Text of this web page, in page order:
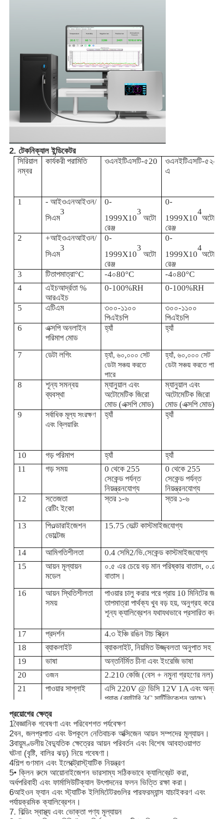
বায়ুর গুণমান পর্যবেক্ষণের ডিভাইস
বহিরঙ্গন বায়ুর গুণমান পর্যবেক্ষণ সিস্টেম
নেগেটিভ আইওন ডিটেক্টর
ওজোন ডিটেক্টর
তাইওয়ান হুইবো অতিস্বনক যন্ত্র সিরিজ
ইনফ্রারেড এমিসিভিটি ডিটেক্টর
2. টেকনিক্যাল ইন্ডিকেটর
সিরিয়াল
নম্বর
কার্যকরী পরামিতি ওএনইটিএসটি-৫20 ওএনইটিএসটি-৫
এ
1 - আইওএনআইওন/
সিএম
3
0-
1999X10
3
অটো
রেঞ্জ
0-
1999X10
4
অটো
রেঞ্জ
2
+আইওএনআইওন/
সিএম
3
0-
1999X10
3
অটো
রেঞ্জ
0-
1999X10
4
অটো
রেঞ্জ
3
টিতাপমাত্রা°C -4০80°C -4০80°C
4
এইচআর্দ্রতা %
আরএইচ
0-100%RH 0-100%RH
5 এটিএম
৩০০-১১০০
পিএইচপি
৩০০-১১০০
পিএইচপি
6
এক্সপি অনলাইন
পরিমাপ মোড
হ্যাঁ হ্যাঁ
7 ডেটা লগিং
হ্যাঁ, ৬০,০০০ সেট
ডেটা সঞ্চয় করতে
পারে
হ্যাঁ, ৬০,০০০ সেট
ডেটা সঞ্চয় করতে
8
শূন্য সমন্বয়
ব্যবস্থা
ম্যানুয়াল এবং
অটোমেটিক জিরো
মোড (এক্সপি মোড)
ম্যানুয়াল এবং
অটোমেটিক জিরো
মোড (এক্সপি মোড)
9
সর্বাধিক মূল্য সংরক্ষণ
এবং ক্লিয়ারিং
হ্যাঁ হ্যাঁ
10 গড় পরিমাপ হ্যাঁ
হ্যাঁ
11 গড় সময়
0 থেকে 255
সেকেন্ড পর্যন্ত
নিয়ন্ত্রনযোগ্য
0 থেকে 255
সেকেন্ড পর্যন্ত
নিয়ন্ত্রনযোগ্য
12
সতেজতা
রেটিং ইকো
স্তর ১-৬ স্তর ১-৬
13 পিওল্ডারাইজেশন
ভোল্টেজ
15.75 ভোল্ট কাস্টমাইজযোগ্য
14 আমিগতিশীলতা
0.4 সেমি2/ভি.সেকেন্ড কাস্টমাইজযোগ্য
15
আয়ন মূল্যায়ন
মডেল
০.৫ এর চেয়ে বড় মান পরিষ্কার বাতাস,
বাতাস।
16
আয়ন স্থিতিশীলতা
সময়
পাওয়ার চালু করার পরে প্রায় 10 মিনিটের
তাপমাত্রা পার্থক্য খুব বড় হয়, অনুগ্রহ করে
শূন্য ক্যালিব্রেশন যথাযথভাবে প্রসারিত
17 প্রদর্শন
4.৩ ইঞ্চি রঙিন টাচ স্ক্রিন
18
ব্যাকলাইট
ব্যাকলাইট, নিয়মিত উজ্জ্বলতা অনুপাত সহ
19
ভাষা
অন্তর্নির্মিত চীনা এবং ইংরেজি ভাষা
20
ওজন
2.210 কেজি (বেস + নমুনা গ্রহণের নল)
21
পাওয়ার সাপ্লাই
এসি 220V @ ডিসি 12V 1A এবং
প্যাক (ব্যাটারি 3C সার্টিফিকেশন আছে)
22
আউটপুট
এবং ডেটা ব্যবধানের সময় সহ।
23
ব্র্যাকেট স্ট্যান্ডার্ড ডেস্কটপ মাউন্ট, স্ট্রিপড মাউন্ট
প্রয়োগের ক্ষেত্র
1বৈজ্ঞানিক গবেষণা এবং পরিবেশগত পর্যবেক্ষণ
2বন, জলপ্রপাত এবং উপকূলে নেতিবাচক অক্সিজেন আয়ন সম্পদের মূল্যায়ন।
3বায়ুমণ্ডলীয় বৈদ্যুতিক ক্ষেত্রের আয়ন পরিবর্তন এবং বিশেষ আবহাওয়াগত
ঘটনা (বৃষ্টি, বালির ঝড়) নিয়ে গবেষণা।
4শিল্প গুণমান এবং ইলেক্ট্রোস্ট্যাটিক নিয়ন্ত্রণ
5• ক্লিন রুমে আয়োনাইজেশন ভারসাম্য সঠিকভাবে ক্যালিব্রেট করা,
অর্ধপরিবাহী এবং ফার্মাসিউটিক্যাল উৎপাদনের ফলন ভিত্তি রক্ষা করা।
6আইওন ফ্যান এবং স্ট্যাটিক ইলিমিটেটরগুলির পারফরম্যান্স যাচাইকরণ এবং
পর্যায়ক্রমিক ক্যালিব্রেশন।
7. বিল্ডিং স্বাস্থ্য এবং ভোক্তা পণ্য মূল্যায়ন